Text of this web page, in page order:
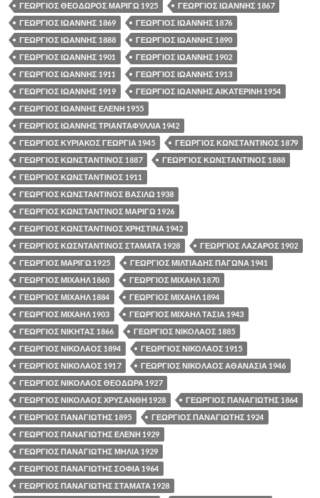
ΓΕΩΡΓΙΟΣ ΘΕΟΔΩΡΟΣ ΜΑΡΙΓΩ 1925
ΓΕΩΡΓΙΟΣ ΙΩΑΝΝΗΣ 1867
ΓΕΩΡΓΙΟΣ ΙΩΑΝΝΗΣ 1869
ΓΕΩΡΓΙΟΣ ΙΩΑΝΝΗΣ 1876
ΓΕΩΡΓΙΟΣ ΙΩΑΝΝΗΣ 1888
ΓΕΩΡΓΙΟΣ ΙΩΑΝΝΗΣ 1890
ΓΕΩΡΓΙΟΣ ΙΩΑΝΝΗΣ 1901
ΓΕΩΡΓΙΟΣ ΙΩΑΝΝΗΣ 1902
ΓΕΩΡΓΙΟΣ ΙΩΑΝΝΗΣ 1911
ΓΕΩΡΓΙΟΣ ΙΩΑΝΝΗΣ 1913
ΓΕΩΡΓΙΟΣ ΙΩΑΝΝΗΣ 1919
ΓΕΩΡΓΙΟΣ ΙΩΑΝΝΗΣ ΑΙΚΑΤΕΡΙΝΗ 1954
ΓΕΩΡΓΙΟΣ ΙΩΑΝΝΗΣ ΕΛΕΝΗ 1955
ΓΕΩΡΓΙΟΣ ΙΩΑΝΝΗΣ ΤΡΙΑΝΤΑΦΥΛΛΙΑ 1942
ΓΕΩΡΓΙΟΣ ΚΥΡΙΑΚΟΣ ΓΕΩΡΓΙΑ 1945
ΓΕΩΡΓΙΟΣ ΚΩΝΣΤΑΝΤΙΝΟΣ 1879
ΓΕΩΡΓΙΟΣ ΚΩΝΣΤΑΝΤΙΝΟΣ 1887
ΓΕΩΡΓΙΟΣ ΚΩΝΣΤΑΝΤΙΝΟΣ 1888
ΓΕΩΡΓΙΟΣ ΚΩΝΣΤΑΝΤΙΝΟΣ 1911
ΓΕΩΡΓΙΟΣ ΚΩΝΣΤΑΝΤΙΝΟΣ ΒΑΣΙΛΩ 1938
ΓΕΩΡΓΙΟΣ ΚΩΝΣΤΑΝΤΙΝΟΣ ΜΑΡΙΓΩ 1926
ΓΕΩΡΓΙΟΣ ΚΩΝΣΤΑΝΤΙΝΟΣ ΧΡΗΣΤΙΝΑ 1942
ΓΕΩΡΓΙΟΣ ΚΩΣΝΤΑΝΤΙΝΟΣ ΣΤΑΜΑΤΑ 1928
ΓΕΩΡΓΙΟΣ ΛΑΖΑΡΟΣ 1902
ΓΕΩΡΓΙΟΣ ΜΑΡΙΓΩ 1925
ΓΕΩΡΓΙΟΣ ΜΙΛΤΙΑΔΗΣ ΠΑΓΩΝΑ 1941
ΓΕΩΡΓΙΟΣ ΜΙΧΑΗΛ 1860
ΓΕΩΡΓΙΟΣ ΜΙΧΑΗΛ 1870
ΓΕΩΡΓΙΟΣ ΜΙΧΑΗΛ 1884
ΓΕΩΡΓΙΟΣ ΜΙΧΑΗΛ 1894
ΓΕΩΡΓΙΟΣ ΜΙΧΑΗΛ 1903
ΓΕΩΡΓΙΟΣ ΜΙΧΑΗΛ ΤΑΣΙΑ 1943
ΓΕΩΡΓΙΟΣ ΝΙΚΗΤΑΣ 1866
ΓΕΩΡΓΙΟΣ ΝΙΚΟΛΑΟΣ 1885
ΓΕΩΡΓΙΟΣ ΝΙΚΟΛΑΟΣ 1894
ΓΕΩΡΓΙΟΣ ΝΙΚΟΛΑΟΣ 1915
ΓΕΩΡΓΙΟΣ ΝΙΚΟΛΑΟΣ 1917
ΓΕΩΡΓΙΟΣ ΝΙΚΟΛΑΟΣ ΑΘΑΝΑΣΙΑ 1946
ΓΕΩΡΓΙΟΣ ΝΙΚΟΛΑΟΣ ΘΕΟΔΩΡΑ 1927
ΓΕΩΡΓΙΟΣ ΝΙΚΟΛΑΟΣ ΧΡΥΣΑΝΘΗ 1928
ΓΕΩΡΓΙΟΣ ΠΑΝΑΓΙΩΤΗΣ 1864
ΓΕΩΡΓΙΟΣ ΠΑΝΑΓΙΩΤΗΣ 1895
ΓΕΩΡΓΙΟΣ ΠΑΝΑΓΙΩΤΗΣ 1924
ΓΕΩΡΓΙΟΣ ΠΑΝΑΓΙΩΤΗΣ ΕΛΕΝΗ 1929
ΓΕΩΡΓΙΟΣ ΠΑΝΑΓΙΩΤΗΣ ΜΗΛΙΑ 1929
ΓΕΩΡΓΙΟΣ ΠΑΝΑΓΙΩΤΗΣ ΣΟΦΙΑ 1964
ΓΕΩΡΓΙΟΣ ΠΑΝΑΓΙΩΤΗΣ ΣΤΑΜΑΤΑ 1928